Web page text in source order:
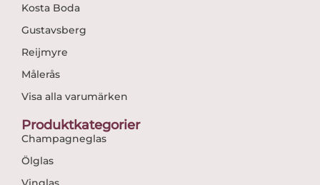
Kosta Boda
Gustavsberg
Reijmyre
Målerås
Visa alla varumärken
Produktkategorier
Champagneglas
Ölglas